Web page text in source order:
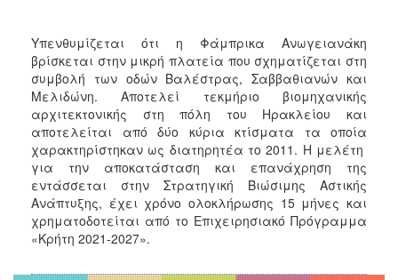
Υπενθυμίζεται ότι η Φάμπρικα Ανωγειανάκη
βρίσκεται στην μικρή πλατεία που σχηματίζεται στη
συμβολή των οδών Βαλέστρας, Σαββαθιανών και
Μελιδώνη. Αποτελεί τεκμήριο βιομηχανικής
αρχιτεκτονικής στη πόλη του Ηρακλείου και
αποτελείται από δύο κύρια κτίσματα τα οποία
χαρακτηρίστηκαν ως διατηρητέα το 2011. Η μελέτη
για την αποκατάσταση και επανάχρηση της
εντάσσεται στην Στρατηγική Βιώσιμης Αστικής
Ανάπτυξης, έχει χρόνο ολοκλήρωσης 15 μήνες και
χρηματοδοτείται από το Επιχειρησιακό Πρόγραμμα
«Κρήτη 2021-2027».